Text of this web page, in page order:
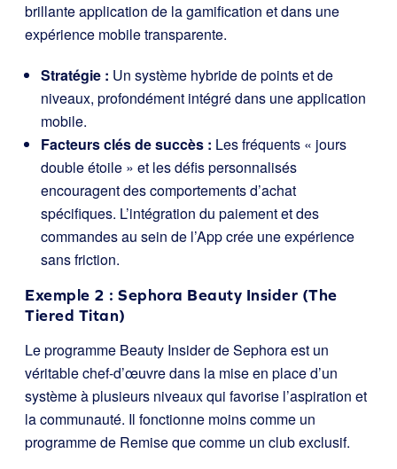
brillante application de la gamification et dans une
expérience mobile transparente.
Stratégie : Un système hybride de points et de
niveaux, profondément intégré dans une application
mobile.
Facteurs clés de succès : Les fréquents « jours
double étoile » et les défis personnalisés
encouragent des comportements d’achat
spécifiques. L’intégration du paiement et des
commandes au sein de l’App crée une expérience
sans friction.
Exemple 2 : Sephora Beauty Insider (The
Tiered Titan)
Le programme Beauty Insider de Sephora est un
véritable chef-d’œuvre dans la mise en place d’un
système à plusieurs niveaux qui favorise l’aspiration et
la communauté. Il fonctionne moins comme un
programme de Remise que comme un club exclusif.